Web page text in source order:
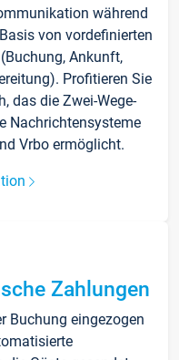
während
von vordefinierten
Ankunft,
Profitieren Sie
das die Zwei-Wege-
Nachrichtensysteme
Vrbo ermöglicht.
Zahlungen
Buchung eingezogen